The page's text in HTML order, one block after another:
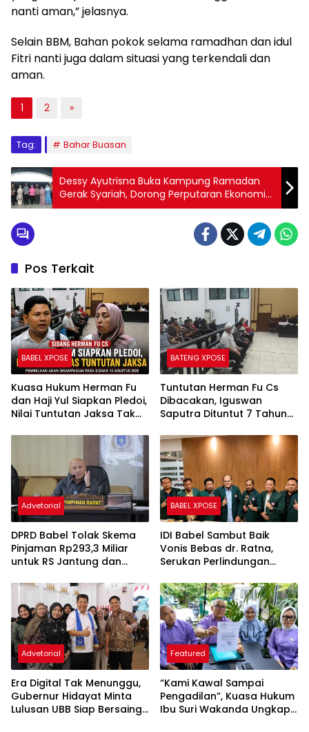
Fitri nanti juga dalam situasi yang terkendali dan
aman.
1
Tag:
Dessy Ayutrisna Buka Kampung Ramadan
Gerak Syariah, Dorong Perputaran Ekonomi
UMKM
BABEL XPOSE
Kuasa Hukum Herman Fu
dan Haji Yul Siapkan Pledoi,
Nilai Tuntutan Jaksa Tak
Sesuai Fakta Persidangan
BATENG XPOSE
Tuntutan Herman Fu Cs
Dibacakan, Iguswan
Saputra Dituntut 7 Tahun
Penjara dan Uang
Advetorial
DPRD Babel Tolak Skema
Pinjaman Rp293,3 Miliar
untuk RS Jantung dan
Stroke, Dorong Pemprov
BABEL XPOSE
IDI Babel Sambut Baik
Vonis Bebas dr. Ratna,
Serukan Perlindungan
Hukum bagi Dokter dan
Advetorial
Era Digital Tak Menunggu,
Gubernur Hidayat Minta
Lulusan UBB Siap Bersaing
dan Berwirausaha
Featured
“Kami Kawal Sampai
Pengadilan”, Kuasa Hukum
Ibu Suri Wakanda Ungkap
Terlapor Kini Berstatus